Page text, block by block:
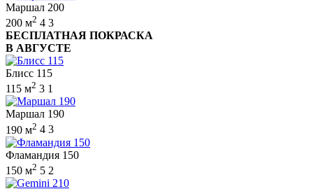
Маршал 200
200 м2 4 3
БЕСПЛАТНАЯ ПОКРАСКА
В АВГУСТЕ
Блисс 115
115 м2 3 1
Маршал 190
190 м2 4 3
Фламандия 150
150 м2 5 2